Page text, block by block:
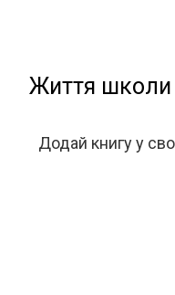
Життя школи
Додай книгу у